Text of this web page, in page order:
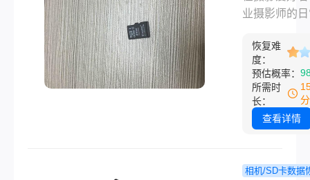
恢复软件，
数据恢复sd
恢复问题，
们具体来了
吧。
怎么恢复？
的方法！
业摄影师的
演着至关重
色。它存储
精心拍摄的
记录着生活
点滴滴。然
会不小心删
恢复难
度：
预估概率：
所需时
长：
查看详情
相机/SD卡数据